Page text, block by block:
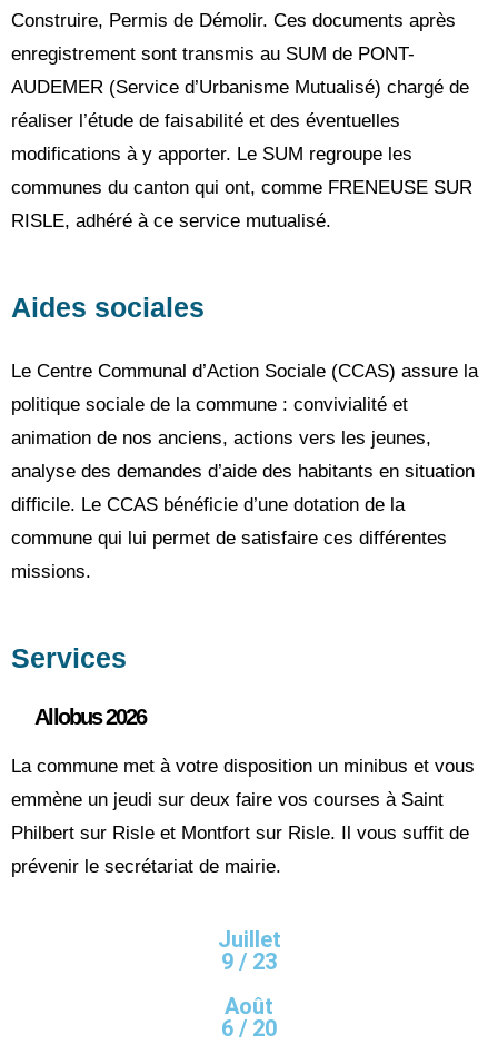
Construire, Permis de Démolir. Ces documents après
enregistrement sont transmis au SUM de PONT-
AUDEMER (Service d’Urbanisme Mutualisé) chargé de
réaliser l’étude de faisabilité et des éventuelles
modifications à y apporter. Le SUM regroupe les
communes du canton qui ont, comme FRENEUSE SUR
RISLE, adhéré à ce service mutualisé.
Aides sociales
Le Centre Communal d’Action Sociale (CCAS) assure la
politique sociale de la commune : convivialité et
animation de nos anciens, actions vers les jeunes,
analyse des demandes d’aide des habitants en situation
difficile. Le CCAS bénéficie d’une dotation de la
commune qui lui permet de satisfaire ces différentes
missions.
Services
Allobus 2026
La commune met à votre disposition un minibus et vous
emmène un jeudi sur deux faire vos courses à Saint
Philbert sur Risle et Montfort sur Risle. Il vous suffit de
prévenir le secrétariat de mairie.
Juillet
9 / 23
Août
6 / 20